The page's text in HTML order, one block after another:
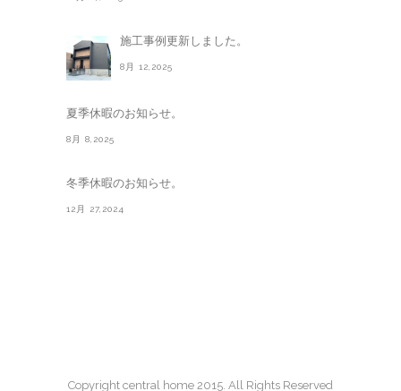
施工事例更新しました。
8月 12,2025
夏季休暇のお知らせ。
8月 8,2025
冬季休暇のお知らせ。
12月 27,2024
Copyright central home 2015. All Rights Reserved